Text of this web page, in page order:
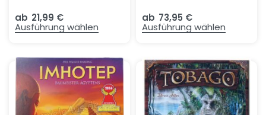
ab 21,99 €
Ausführung wählen
ab 73,95 €
Ausführung wählen